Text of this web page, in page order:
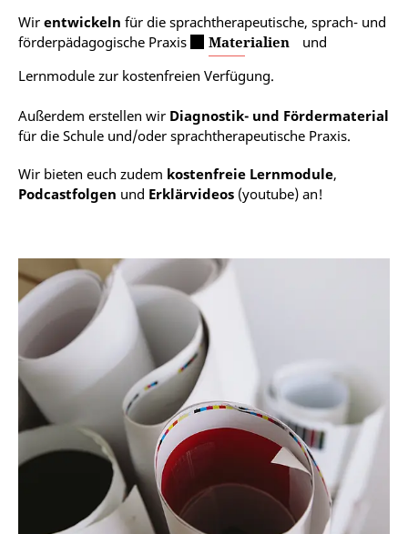
Wir entwickeln für die sprachtherapeutische, sprach- und
förderpädagogische Praxis
Materialien
und
Lernmodule zur kostenfreien Verfügung.
Außerdem erstellen wir Diagnostik- und Fördermaterial
für die Schule und/oder sprachtherapeutische Praxis.
Wir bieten euch zudem kostenfreie Lernmodule,
Podcastfolgen und Erklärvideos (youtube) an!